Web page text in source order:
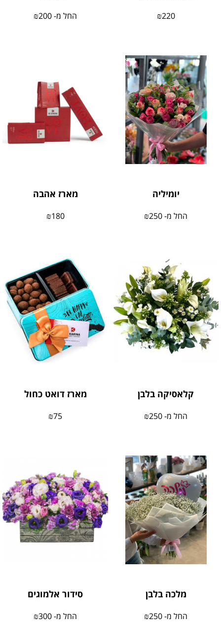
₪220 החל מ- ₪200
יומיליה
החל מ- ₪250
מארז אהבה
₪180
קלאסיקה בלבן
החל מ- ₪250
מארז דואט כחול
₪75
מלכה בלבן
החל מ- ₪250
סידור אלמוגים
החל מ- ₪300